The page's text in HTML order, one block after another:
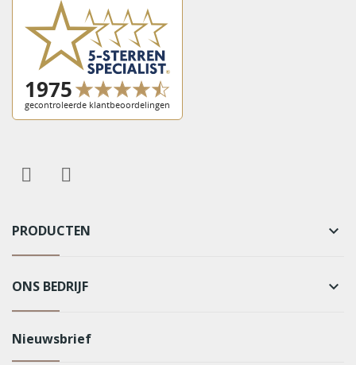
PRODUCTEN keyboard_arrow_down
ONS BEDRIJF keyboard_arrow_down
Nieuwsbrief